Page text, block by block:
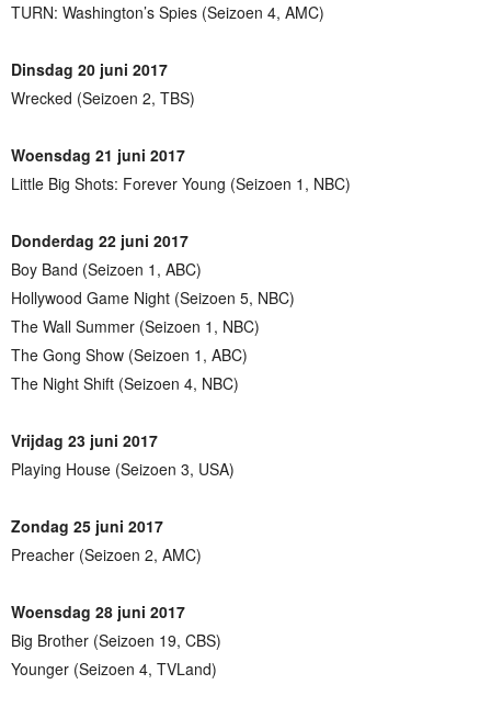
TURN: Washington’s Spies (Seizoen 4, AMC)
Dinsdag 20 juni 2017
Wrecked (Seizoen 2, TBS)
Woensdag 21 juni 2017
Little Big Shots: Forever Young (Seizoen 1, NBC)
Donderdag 22 juni 2017
Boy Band (Seizoen 1, ABC)
Hollywood Game Night (Seizoen 5, NBC)
The Wall Summer (Seizoen 1, NBC)
The Gong Show (Seizoen 1, ABC)
The Night Shift (Seizoen 4, NBC)
Vrijdag 23 juni 2017
Playing House (Seizoen 3, USA)
Zondag 25 juni 2017
Preacher (Seizoen 2, AMC)
Woensdag 28 juni 2017
Big Brother (Seizoen 19, CBS)
Younger (Seizoen 4, TVLand)